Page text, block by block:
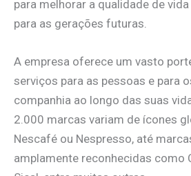
para melhorar a qualidade de
para as gerações futuras.
A empresa oferece um vasto
serviços para as pessoas e para
companhia ao longo das suas
2.000 marcas variam de ícones
Nescafé ou Nespresso, até
amplamente reconhecidas como